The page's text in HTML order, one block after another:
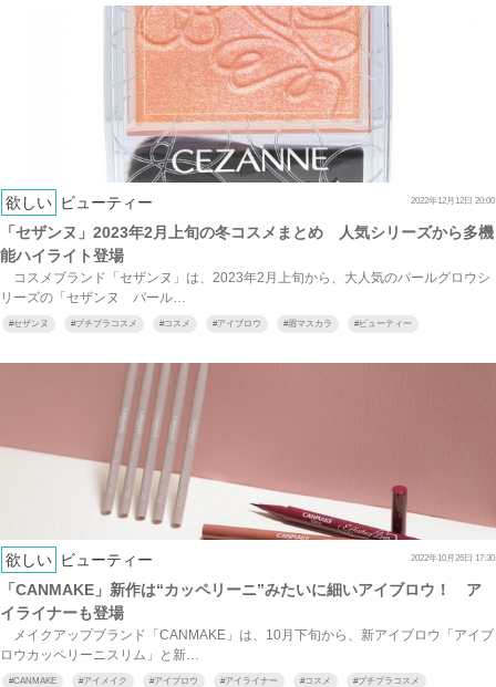
欲しい ビューティー 2022年12月12日 20:00
「セザンヌ」2023年2月上旬の冬コスメまとめ 人気シリーズから多機
能ハイライト登場
コスメブランド「セザンヌ」は、2023年2月上旬から、大人気のパールグロウシ
リーズの「セザンヌ パール…
#セザンヌ #プチプラコスメ #コスメ #アイブロウ #眉マスカラ #ビューティー
欲しい ビューティー 2022年10月26日 17:30
「CANMAKE」新作は“カッペリーニ”みたいに細いアイブロウ！ ア
イライナーも登場
メイクアップブランド「CANMAKE」は、10月下旬から、新アイブロウ「アイブ
ロウカッペリーニスリム」と新…
#CANMAKE #アイメイク #アイブロウ #アイライナー #コスメ #プチプラコスメ